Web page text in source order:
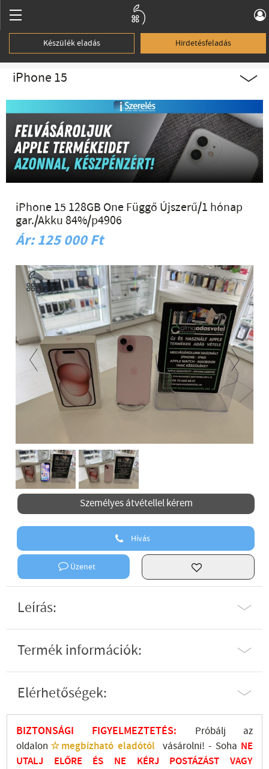
Készülék eladás Hirdetésfeladás
iPhone 15
iPhone 15 128GB One Függő Újszerű/1 hónap
gar./Akku 84%/p4906
Ár: 125 000 Ft
Previous Next
Személyes átvétellel kérem
Hívás
Üzenet
Leírás:
Termék információk:
Elérhetőségek:
BIZTONSÁGI FIGYELMEZTETÉS:
Próbálj az
oldalon ☆megbízható eladótól vásárolni! - Soha NE
UTALJ ELŐRE ÉS NE KÉRJ POSTÁZÁST VAGY